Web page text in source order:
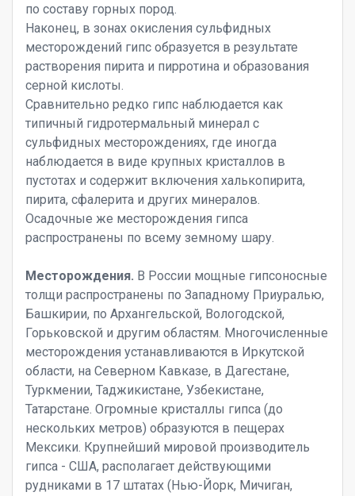
по составу горных пород.
Наконец, в зонах окисления сульфидных
месторождений гипс образуется в результате
растворения пирита и пирротина и образования
серной кислоты.
Сравнительно редко гипс наблюдается как
типичный гидротермальный минерал с
сульфидных месторождениях, где иногда
наблюдается в виде крупных кристаллов в
пустотах и содержит включения халькопирита,
пирита, сфалерита и других минералов.
Осадочные же месторождения гипса
распространены по всему земному шару.
Месторождения. В России мощные гипсоносные
толщи распространены по Западному Приуралью,
Башкирии, по Архангельской, Вологодской,
Горьковской и другим областям. Многочисленные
месторождения устанавливаются в Иркутской
области, на Северном Кавказе, в Дагестане,
Туркмении, Таджикистане, Узбекистане,
Татарстане. Огромные кристаллы гипса (до
нескольких метров) образуются в пещерах
Мексики. Крупнейший мировой производитель
гипса - США, располагает действующими
рудниками в 17 штатах (Нью-Йорк, Мичиган,